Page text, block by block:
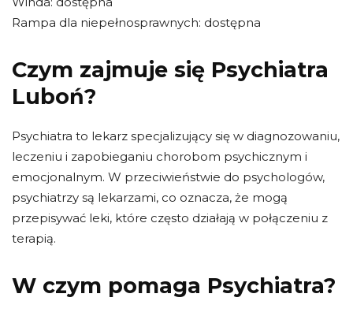
Rampa dla niepełnosprawnych: dostępna
Czym zajmuje się Psychiatra
Luboń?
Psychiatra to lekarz specjalizujący się w diagnozowaniu,
leczeniu i zapobieganiu chorobom psychicznym i
emocjonalnym. W przeciwieństwie do psychologów,
psychiatrzy są lekarzami, co oznacza, że ​​mogą
przepisywać leki, które często działają w połączeniu z
terapią.
W czym pomaga Psychiatra?